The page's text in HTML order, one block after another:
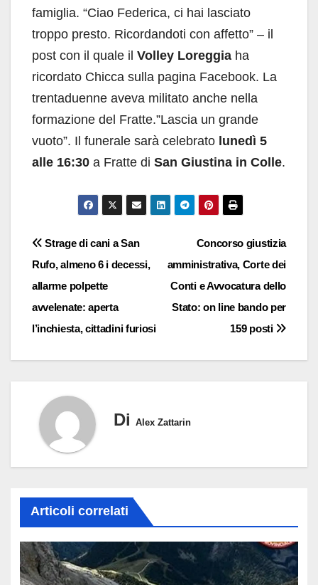
famiglia. “Ciao Federica, ci hai lasciato
troppo presto. Ricordandoti con affetto” – il
post con il quale il Volley Loreggia ha
ricordato Chicca sulla pagina Facebook. La
trentaduenne aveva militato anche nella
formazione del Fratte.”Lascia un grande
vuoto”. Il funerale sarà celebrato lunedì 5
alle 16:30 a Fratte di San Giustina in Colle.
Navigazione
articoli
Concorso giustizia
amministrativa, Corte dei
Conti e Avvocatura dello
Stato: on line bando per
159 posti
Strage di cani a San
Rufo, almeno 6 i decessi,
allarme polpette
avvelenate: aperta
l’inchiesta, cittadini furiosi
Di Alex Zattarin
Articoli correlati